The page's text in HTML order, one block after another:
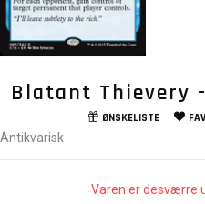
Blatant Thievery
ØNSKELISTE
Antikvarisk
Varen er desværre